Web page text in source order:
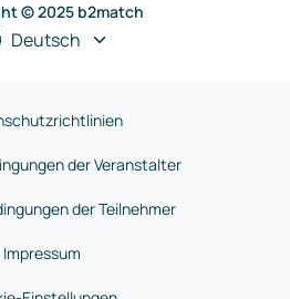
© 2025 b2match
Deutsch
der Veranstalter
der Teilnehmer
Impressum